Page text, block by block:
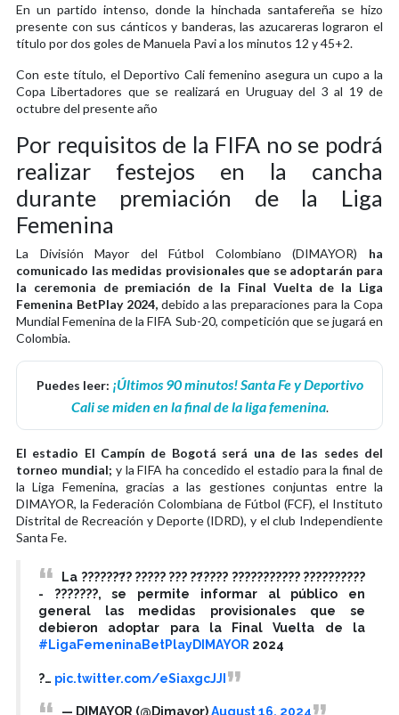
En un partido intenso, donde la hinchada santafereña se hizo
presente con sus cánticos y banderas, las azucareras lograron el
título por dos goles de Manuela Pavi a los minutos 12 y 45+2.
Con este título, el Deportivo Cali femenino asegura un cupo a la
Copa Libertadores que se realizará en Uruguay del 3 al 19 de
octubre del presente año
Por requisitos de la FIFA no se podrá
realizar festejos en la cancha
durante premiación de la Liga
Femenina
La División Mayor del Fútbol Colombiano (DIMAYOR) ha
comunicado las medidas provisionales que se adoptarán para
la ceremonia de premiación de la Final Vuelta de la Liga
Femenina BetPlay 2024,debido a las preparaciones para la Copa
Mundial Femenina de la FIFA Sub-20, competición que se jugará en
Colombia.
Puedes leer: ¡Últimos 90 minutos! Santa Fe y Deportivo
Cali se miden en la final de la liga femenina.
El estadio El Campín de Bogotá será una de las sedes del
torneo mundial; y la FIFA ha concedido el estadio para la final de
la Liga Femenina, gracias a las gestiones conjuntas entre la
DIMAYOR, la Federación Colombiana de Fútbol (FCF), el Instituto
Distrital de Recreación y Deporte (IDRD), y el club Independiente
Santa Fe.
La ???????́? ????? ??? ??́???? ??????????? ??????????
- ???????, se permite informar al público en
general las medidas provisionales que se
debieron adoptar para la Final Vuelta de la
#LigaFemeninaBetPlayDIMAYOR 2024
?… pic.twitter.com/eSiaxgcJJI
— DIMAYOR (@Dimayor)August 16, 2024